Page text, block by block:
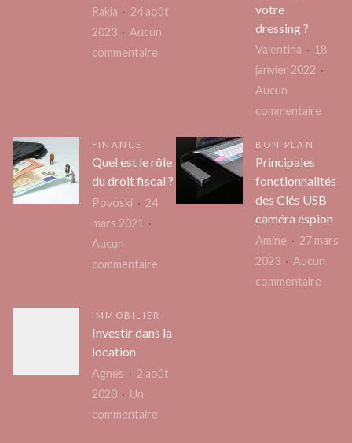
tous
les
pour
et
Rakia
24 août
2023
Aucun
commentaire
d’enlèvement
de
votre
dressing ?
Valentina
18
janvier 2022
Aucun
commentaire
FINANCE
Quel est le rôle
du droit fiscal ?
Povoski
24
mars 2021
Aucun
commentaire
BON PLAN
Principales
fonctionnalités
des Clés USB
caméra espion
Amine
27 mars
2023
Aucun
commentaire
IMMOBILIER
Investir dans la
location
Agnes
2 août
2020
Un
commentaire